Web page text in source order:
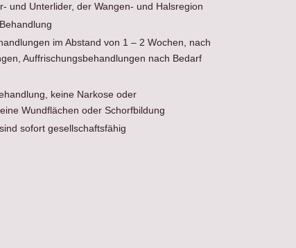
und Unterlider, der Wangen- und Halsregion
im Abstand von 1 – 2 Wochen, nach
Auffrischungsbehandlungen nach Bedarf
keine Narkose oder
Wundflächen oder Schorfbildung
sofort gesellschaftsfähig